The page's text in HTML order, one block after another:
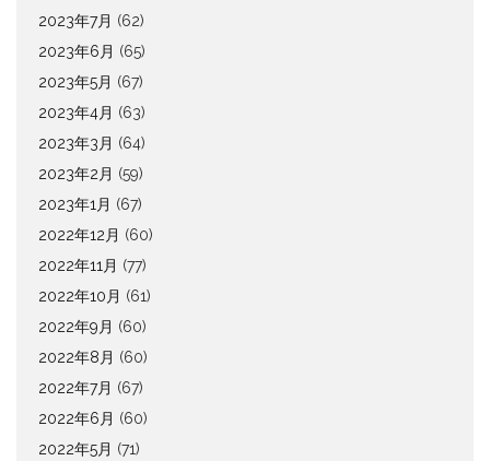
2023年7月 (62)
2023年6月 (65)
2023年5月 (67)
2023年4月 (63)
2023年3月 (64)
2023年2月 (59)
2023年1月 (67)
2022年12月 (60)
2022年11月 (77)
2022年10月 (61)
2022年9月 (60)
2022年8月 (60)
2022年7月 (67)
2022年6月 (60)
2022年5月 (71)